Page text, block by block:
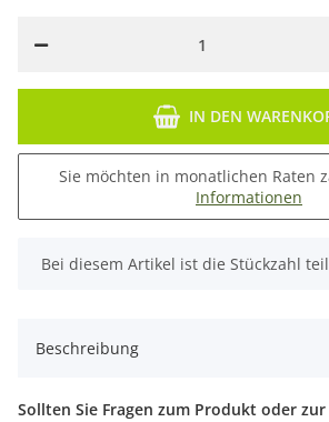
IN DEN
Sie möchten in monatlichen Raten
Informationen
x
Bei diesem Artikel ist die Stückzahl
Beschreibung
Sollten Sie Fragen zum Produkt oder